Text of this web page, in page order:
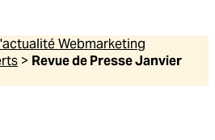
Webmarketing
> Revue de Presse Janvier